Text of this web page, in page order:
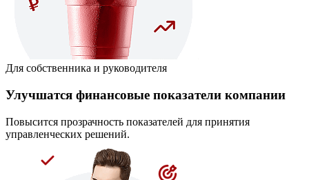
Для собственника и руководителя
Улучшатся финансовые показатели компании
Повысится прозрачность показателей для принятия
управленческих решений.